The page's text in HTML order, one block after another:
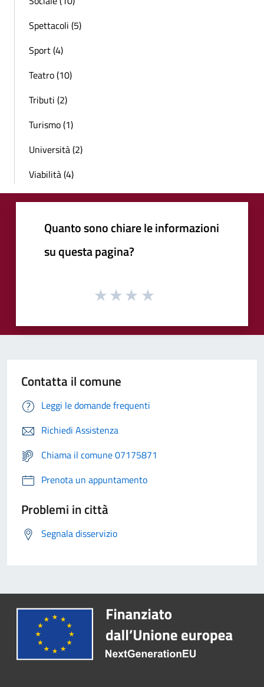
Spettacoli (5)
Sport (4)
Teatro (10)
Tributi (2)
Turismo (1)
Università (2)
Viabilità (4)
Quanto sono chiare le informazioni
su questa pagina?
Contatta il comune
Leggi le domande frequenti
Richiedi Assistenza
Chiama il comune 07175871
Prenota un appuntamento
Problemi in città
Segnala disservizio